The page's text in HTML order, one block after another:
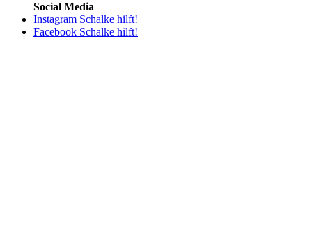
Social Media
Instagram Schalke hilft!
Facebook Schalke hilft!